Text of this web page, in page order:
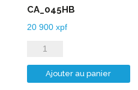
CA_045HB
20 900 xpf
quantité
de
CA_045HB
Ajouter au panier